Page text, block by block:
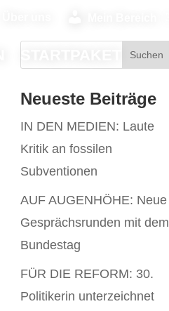
Neueste Beiträge
IN DEN MEDIEN: Laute
Kritik an fossilen
Subventionen
AUF AUGENHÖHE: Neue
Gesprächsrunden mit dem
Bundestag
FÜR DIE REFORM: 30.
Politikerin unterzeichnet